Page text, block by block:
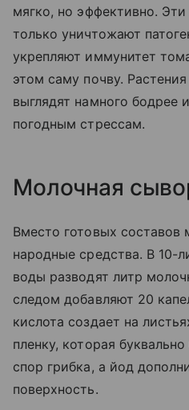
мягко, но эффективно.
только уничтожают
укрепляют иммунитет
этом саму почву.
выглядят намного бодрее
погодным стрессам.
Молочная
Вместо готовых составов
народные средства. В 10-
воды разводят литр
следом добавляют 20
кислота создает на
пленку, которая
спор грибка, а йод
поверхность.